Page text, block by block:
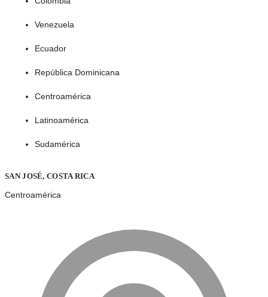
Venezuela
Ecuador
República Dominicana
Centroamérica
Latinoamérica
Sudamérica
SAN JOSÉ, COSTA RICA
Centroamérica